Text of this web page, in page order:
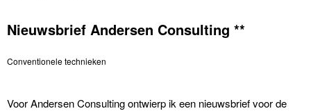
Nieuwsbrief Andersen Consulting **
Conventionele technieken
Voor Andersen Consulting ontwierp ik een nieuwsbrief voor de